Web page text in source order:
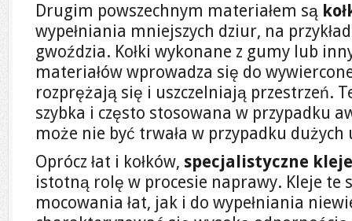
Drugim powszechnym materiałem są
wypełniania mniejszych dziur, na
gwoździa. Kołki wykonane z gumy lub
materiałów wprowadza się do
rozprężają się i uszczelniają przestrzeń.
szybka i często stosowana w przypadku
może nie być trwała w przypadku dużych
Oprócz łat i kołków, specjalistyczne kleje
istotną rolę w procesie naprawy. Kleje te
mocowania łat, jak i do wypełniania